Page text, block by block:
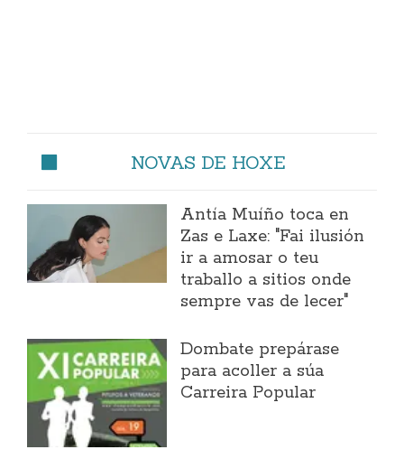
NOVAS DE HOXE
Antía Muíño toca en
Zas e Laxe: "Fai ilusión
ir a amosar o teu
traballo a sitios onde
sempre vas de lecer"
Dombate prepárase
para acoller a súa
Carreira Popular